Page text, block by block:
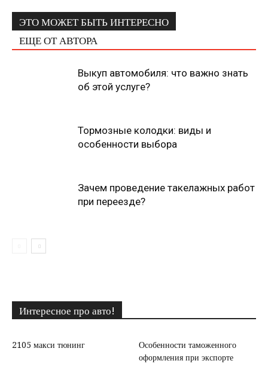
ЭТО МОЖЕТ БЫТЬ ИНТЕРЕСНО
ЕЩЕ ОТ АВТОРА
Выкуп автомобиля: что важно знать
об этой услуге?
Тормозные колодки: виды и
особенности выбора
Зачем проведение такелажных работ
при переезде?
Интересное про авто!
2105 макси тюнинг
Особенности таможенного
оформления при экспорте